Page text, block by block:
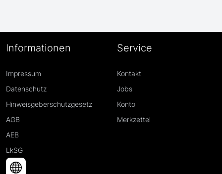
Informationen
Impressum
Datenschutz
Hinweisgeberschutzgesetz
AGB
AEB
LkSG
Service
Kontakt
Jobs
Konto
Merkzettel